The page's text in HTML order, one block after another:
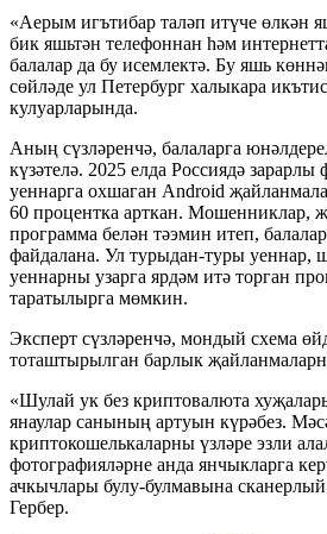
«Аерым игътибар таләп итүче өлкән
бик яшьтән телефоннан һәм
балалар да бу исемлектә. Бу яшь
сөйләде ул Петербург халыкара
кулуарларында.
Аның сүзләренчә, балаларга
күзәтелә. 2025 елда Россиядә
уеннарга охшаган Android
60 процентка арткан. Мошенниклар,
программа белән тәэмин итеп,
файдалана. Ул турыдан-туры уеннар,
уеннарны узарга ярдәм итә торган
таратылырга мөмкин.
Эксперт сүзләренчә, мондый схема
тоташтырылган барлык
«Шулай ук без криптовалюта
янаулар санының артуын күрәбез.
криптокошелькаларны үзләре эзли
фотографияләрне анда янчыкларга
ачкычлары булу-булмавына
Гербер.